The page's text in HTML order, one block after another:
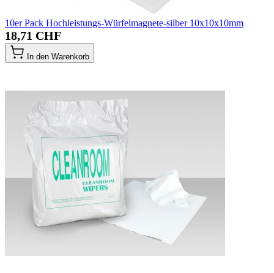
10er Pack Hochleistungs-Würfelmagnete-silber 10x10x10mm
18,71 CHF
In den Warenkorb